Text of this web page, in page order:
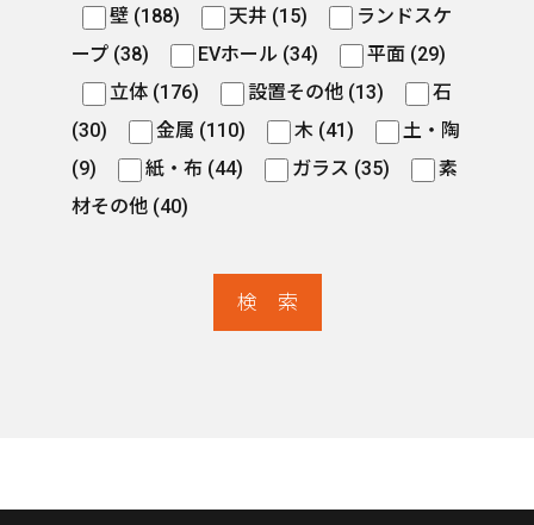
壁 (188)
天井 (15)
ランドスケ
ープ (38)
EVホール (34)
平面 (29)
立体 (176)
設置その他 (13)
石
(30)
金属 (110) 木 (41)
土・陶
(9)
紙・布 (44) ガラス (35)
素
材その他 (40)